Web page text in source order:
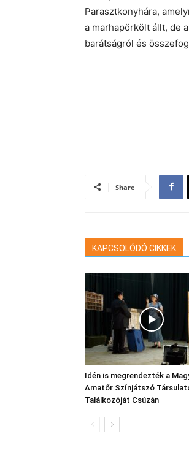
Parasztkonyhára,
a marhapörkölt állt, de
barátságról és
Share
KAPCSOLÓDÓ CIKKEK
Idén is megrendezték a
Amatőr Színjátszó
Találkozóját Csúzán